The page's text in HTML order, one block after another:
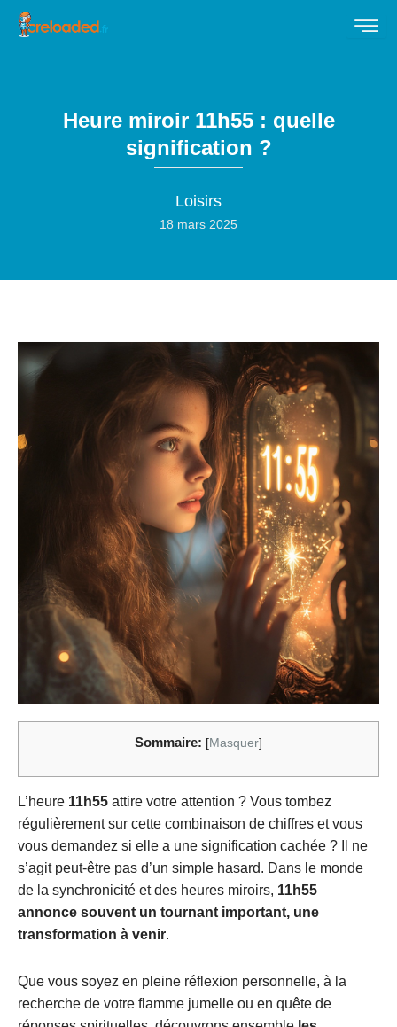
Heure miroir 11h55 : quelle
signification ?
Loisirs
18 mars 2025
Sommaire: [Masquer]
L’heure 11h55 attire votre attention ? Vous tombez
régulièrement sur cette combinaison de chiffres et vous
vous demandez si elle a une signification cachée ? Il ne
s’agit peut-être pas d’un simple hasard. Dans le monde
de la synchronicité et des heures miroirs, 11h55
annonce souvent un tournant important, une
transformation à venir.
Que vous soyez en pleine réflexion personnelle, à la
recherche de votre flamme jumelle ou en quête de